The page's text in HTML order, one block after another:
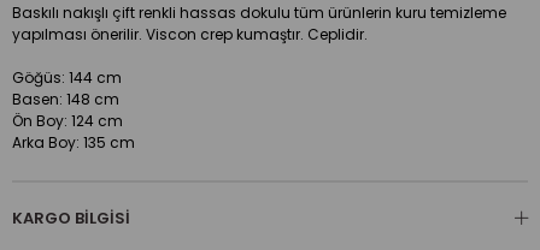
Baskılı nakışlı çift renkli hassas dokulu tüm ürünlerin kuru temizleme
yapılması önerilir. Viscon crep kumaştır. Ceplidir.
Göğüs: 144 cm
Basen: 148 cm
Ön Boy: 124 cm
Arka Boy: 135 cm
KARGO BILGISI